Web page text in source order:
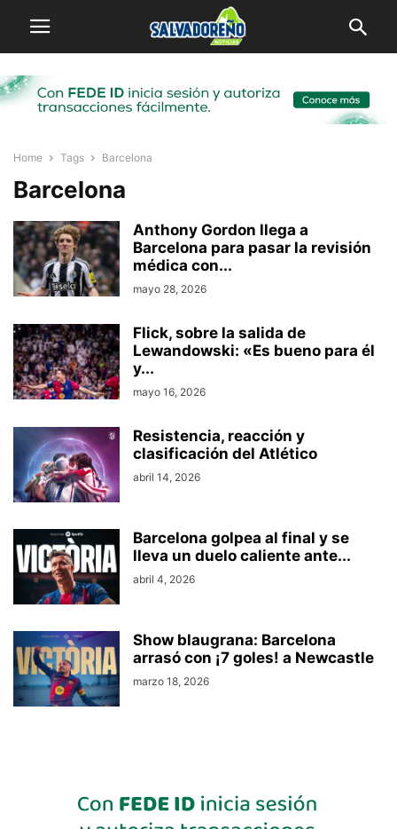
Home Tags Barcelona
Barcelona
Anthony Gordon llega a
Barcelona para pasar la revisión
médica con...
mayo 28, 2026
Flick, sobre la salida de
Lewandowski: «Es bueno para él
y...
mayo 16, 2026
Resistencia, reacción y
clasificación del Atlético
abril 14, 2026
Barcelona golpea al final y se
lleva un duelo caliente ante...
abril 4, 2026
Show blaugrana: Barcelona
arrasó con ¡7 goles! a Newcastle
marzo 18, 2026